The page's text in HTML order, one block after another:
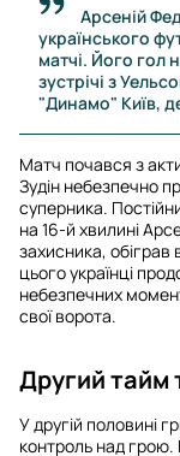
Арсеній
українського
матчі. Його гол
зустрічі з
"Динамо" Київ,
Матч почався з
Зудін небезпечно
суперника.
на 16-й хвилині
захисника, обіграв
цього українці
небезпечних
свої ворота.
Другий тайм
У другій половині
контроль над